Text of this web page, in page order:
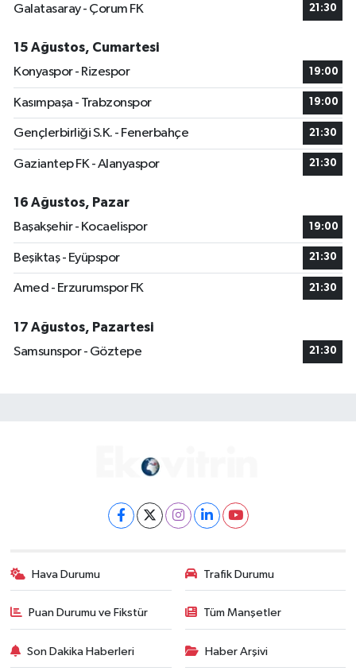
Galatasaray - Çorum FK
21:30
15 Ağustos, Cumartesi
Konyaspor - Rizespor
19:00
Kasımpaşa - Trabzonspor 19:00
Gençlerbirliği S.K. - Fenerbahçe 21:30
Gaziantep FK - Alanyaspor 21:30
16 Ağustos, Pazar
Başakşehir - Kocaelispor
19:00
Beşiktaş - Eyüpspor 21:30
Amed - Erzurumspor FK 21:30
17 Ağustos, Pazartesi
Samsunspor - Göztepe
21:30
Hava Durumu Trafik Durumu
Puan Durumu ve Fikstür Tüm Manşetler
Son Dakika Haberleri Haber Arşivi